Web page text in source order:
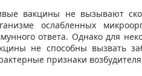
вакцины не вызывают
ослабленных
ответа. Однако для
не способны вызвать
признаки